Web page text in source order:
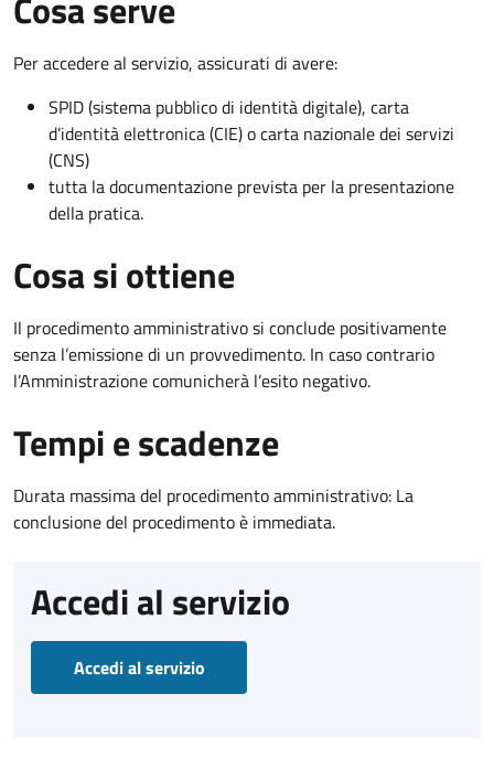
Per accedere al servizio, assicurati di avere:
SPID (sistema pubblico di identità digitale), carta
d’identità elettronica (CIE) o carta nazionale dei servizi
(CNS)
tutta la documentazione prevista per la presentazione
della pratica.
Cosa si ottiene
Il procedimento amministrativo si conclude positivamente
senza l’emissione di un provvedimento. In caso contrario
l’Amministrazione comunicherà l’esito negativo.
Tempi e scadenze
Durata massima del procedimento amministrativo: La
conclusione del procedimento è immediata.
Accedi al servizio
Accedi al servizio